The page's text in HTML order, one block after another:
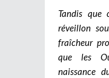
Tandis que
réveillon
fraîcheur
que les
naissance